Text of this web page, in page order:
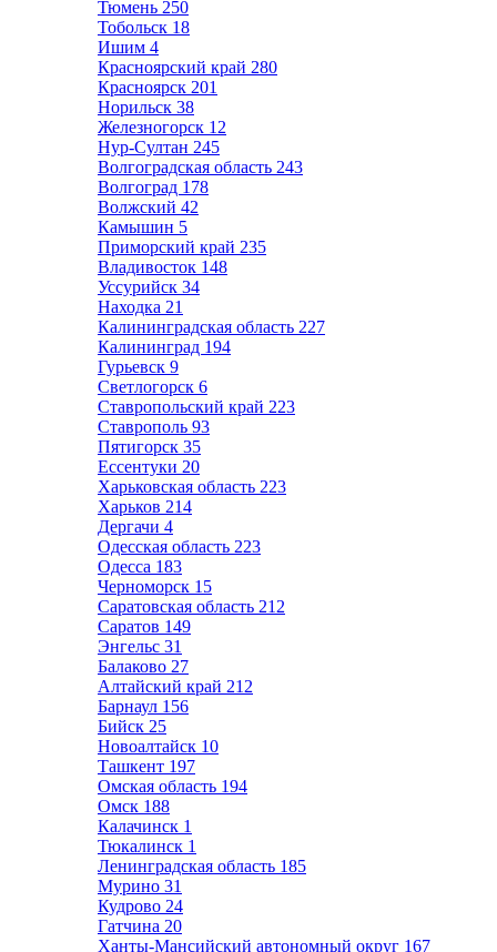
Тюмень 250
Тобольск 18
Ишим 4
Красноярский край 280
Красноярск 201
Норильск 38
Железногорск 12
Нур-Султан 245
Волгоградская область 243
Волгоград 178
Волжский 42
Камышин 5
Приморский край 235
Владивосток 148
Уссурийск 34
Находка 21
Калининградская область 227
Калининград 194
Гурьевск 9
Светлогорск 6
Ставропольский край 223
Ставрополь 93
Пятигорск 35
Ессентуки 20
Харьковская область 223
Харьков 214
Дергачи 4
Одесская область 223
Одесса 183
Черноморск 15
Саратовская область 212
Саратов 149
Энгельс 31
Балаково 27
Алтайский край 212
Барнаул 156
Бийск 25
Новоалтайск 10
Ташкент 197
Омская область 194
Омск 188
Калачинск 1
Тюкалинск 1
Ленинградская область 185
Мурино 31
Кудрово 24
Гатчина 20
Ханты-Мансийский автономный округ 167